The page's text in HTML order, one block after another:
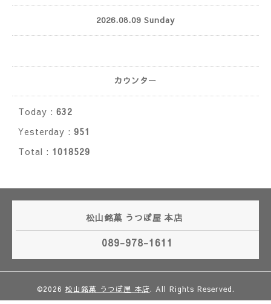
2026.08.09 Sunday
カウンター
Today : 632
Yesterday : 951
Total : 1018529
松山銘菓 うつぼ屋 本店
089-978-1611
©2026 松山銘菓 うつぼ屋 本店. All Rights Reserved.